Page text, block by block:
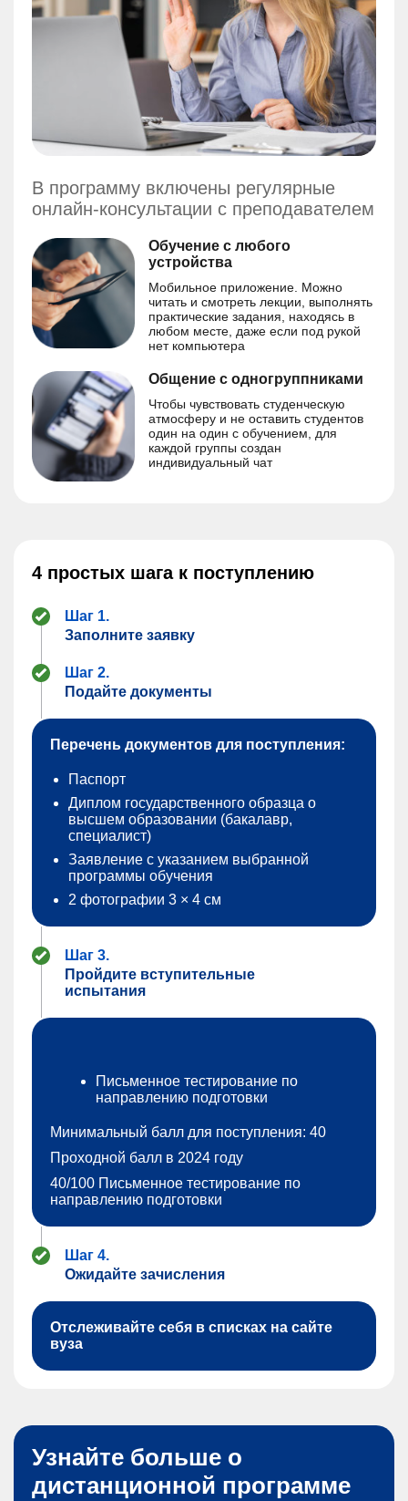
В программу включены регулярные
онлайн-консультации с преподавателем
Обучение с любого
устройства
Мобильное приложение. Можно
читать и смотреть лекции, выполнять
практические задания, находясь в
любом месте, даже если под рукой
нет компьютера
Общение с одногруппниками
Чтобы чувствовать студенческую
атмосферу и не оставить студентов
один на один с обучением, для
каждой группы создан
индивидуальный чат
4 простых шага к поступлению
Шаг 1.
Заполните заявку
Шаг 2.
Подайте документы
Перечень документов для поступления:
Паспорт
Диплом государственного образца о
высшем образовании (бакалавр,
специалист)
Заявление с указанием выбранной
программы обучения
2 фотографии 3 × 4 см
Шаг 3.
Пройдите вступительные
испытания
Письменное тестирование по
направлению подготовки
Минимальный балл для поступления: 40
Проходной балл в 2024 году
40/100 Письменное тестирование по
направлению подготовки
Шаг 4.
Ожидайте зачисления
Отслеживайте себя в списках на сайте
вуза
Узнайте больше о
дистанционной программе